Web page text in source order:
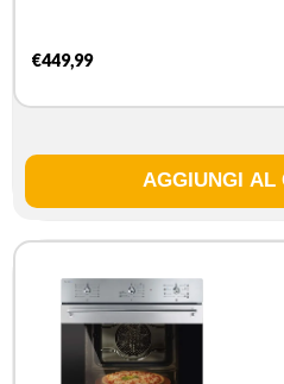
€449,99